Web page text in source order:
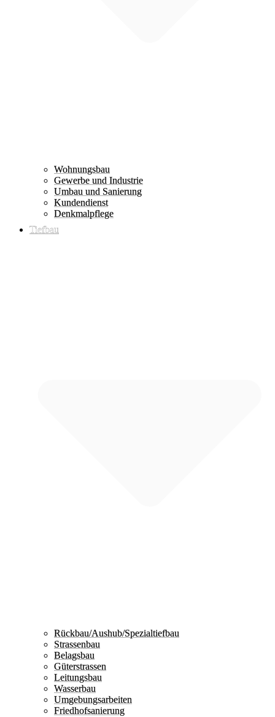
Wohnungsbau
Gewerbe und Industrie
Umbau und Sanierung
Kundendienst
Denkmalpflege
Tiefbau
Rückbau/Aushub/Spezialtiefbau
Strassenbau
Belagsbau
Güterstrassen
Leitungsbau
Wasserbau
Umgebungsarbeiten
Friedhofsanierung